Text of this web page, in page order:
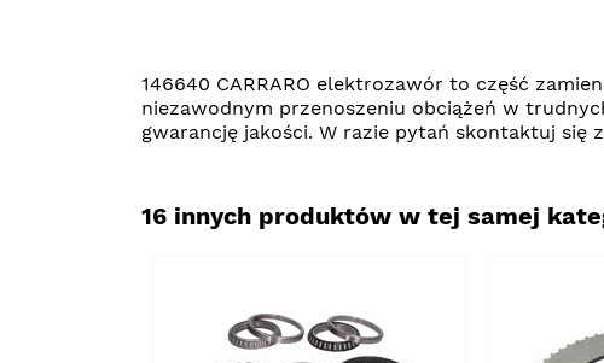
146640 CARRARO elektrozawór to część
niezawodnym przenoszeniu obciążeń w
gwarancję jakości. W razie pytań skontaktuj
16 innych produktów w tej samej